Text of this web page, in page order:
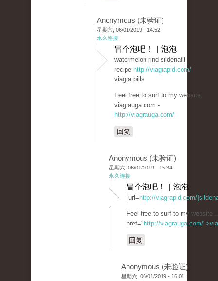
Anonymous (未验证)
星期六, 06/01/2019 - 14:52
永久连接
冒个泡吧！ | 泡泡
watermelon rind sildenafil
recipe http://viagrapid.com/
viagra pills
Feel free to surf to my website;
viagrauga.com -
http://viagrauga.com/
回复
Anonymous (未验证)
星期六, 06/01/2019 - 15:34
永久连接
冒个泡吧！ | 泡泡
[url= http://viagrapid.com/
Feel free to surf to my website
href=" http://viagrauga.com/
回复
Anonymous (未验证)
星期六, 06/01/2019 - 16:01